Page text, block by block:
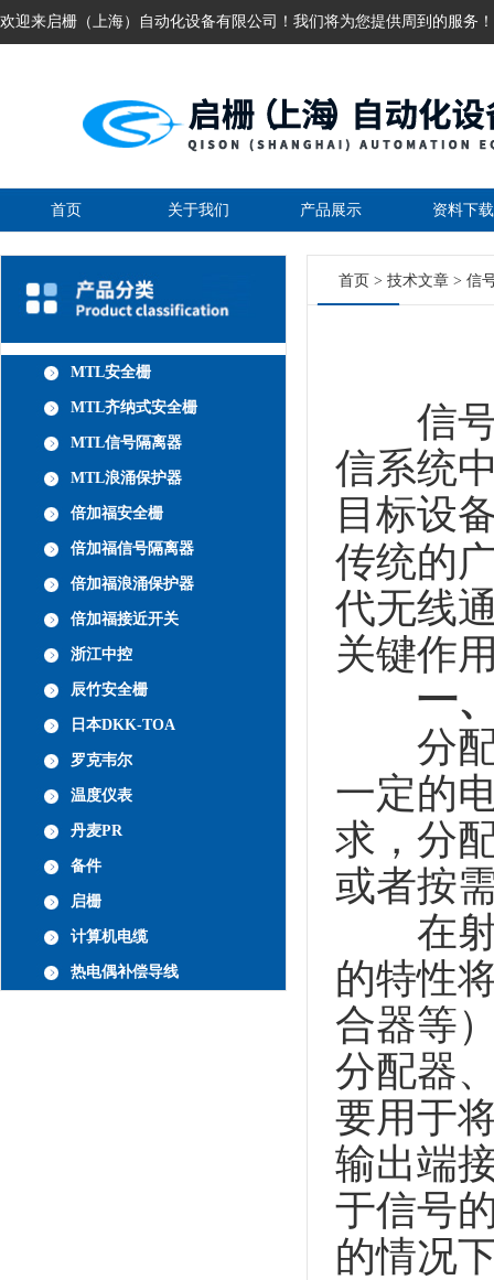
欢迎来启栅（上海）自动化设备有限公司！我们将为您提供周到的服务！
首页 关于我们 产品展示 资料下载
MTL安全栅
MTL齐纳式安全栅
MTL信号隔离器
MTL浪涌保护器
倍加福安全栅
倍加福信号隔离器
倍加福浪涌保护器
倍加福接近开关
浙江中控
辰竹安全栅
日本DKK-TOA
罗克韦尔
温度仪表
丹麦PR
备件
启栅
计算机电缆
热电偶补偿导线
首页 > 技术文章 > 信
信号
信系统
目标设
传统的
代无线
关键作
一
分配
一定的
求，分
或者按
在射
的特性
合器等
分配器
要用于
输出端
于信号
的情况